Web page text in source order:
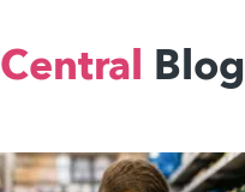
Central Blog